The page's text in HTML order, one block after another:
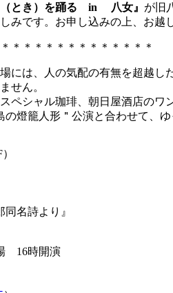
（とき）を踊る in 八女』 が旧
みです。お申し込みの上、お越
＊＊＊＊＊＊＊＊＊＊＊＊＊
には、人の気配の有無を超越
せん。
ペシャル珈琲、朝日屋酒店の
の燈籠人形＂公演と合わせて、
名詩より』
16時開演